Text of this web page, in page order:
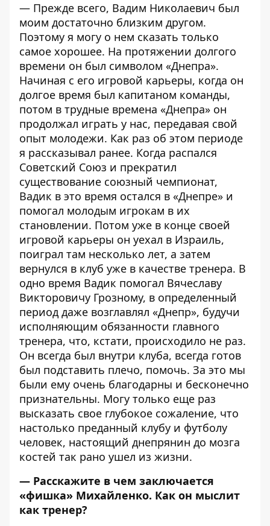
— Прежде всего, Вадим Николаевич был
моим достаточно близким другом.
Поэтому я могу о нем сказать только
самое хорошее. На протяжении долгого
времени он был символом «Днепра».
Начиная с его игровой карьеры, когда он
долгое время был капитаном команды,
потом в трудные времена «Днепра» он
продолжал играть у нас, передавая свой
опыт молодежи. Как раз об этом периоде
я рассказывал ранее. Когда распался
Советский Союз и прекратил
существование союзный чемпионат,
Вадик в это время остался в «Днепре» и
помогал молодым игрокам в их
становлении. Потом уже в конце своей
игровой карьеры он уехал в Израиль,
поиграл там несколько лет, а затем
вернулся в клуб уже в качестве тренера. В
одно время Вадик помогал Вячеславу
Викторовичу Грозному, в определенный
период даже возглавлял «Днепр», будучи
исполняющим обязанности главного
тренера, что, кстати, происходило не раз.
Он всегда был внутри клуба, всегда готов
был подставить плечо, помочь. За это мы
были ему очень благодарны и бесконечно
признательны. Могу только еще раз
высказать свое глубокое сожаление, что
настолько преданный клубу и футболу
человек, настоящий днепрянин до мозга
костей так рано ушел из жизни.
— Расскажите в чем заключается
«фишка» Михайленко. Как он мыслит
как тренер?